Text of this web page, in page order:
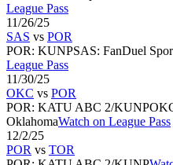
League Pass
11/26/25
SAS vs POR
POR: KUNPSAS: FanDuel
League Pass
11/30/25
OKC vs POR
POR: KATU ABC 2/KUNP
OklahomaWatch on League Pass
12/2/25
POR vs TOR